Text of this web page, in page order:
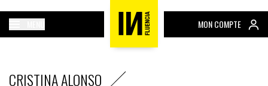
MON COMPTE
CRISTINA ALONSO